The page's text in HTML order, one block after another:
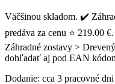
Väčšinou skladom. ✔️
predáva za cenu ⭐ 219.00
Záhradné zostavy >
dohľadať aj pod EAN
Dodanie: cca 3 pracovné dni